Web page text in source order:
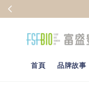
首頁 品牌故事